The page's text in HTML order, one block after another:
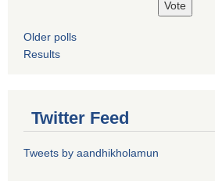
Older polls
Results
Twitter Feed
Tweets by aandhikholamun